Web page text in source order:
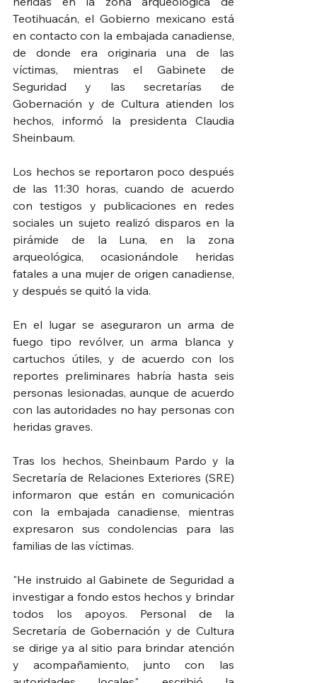
Teotihuacán, el Gobierno mexicano está
en contacto con la embajada canadiense,
de donde era originaria una de las
víctimas, mientras el Gabinete de
Seguridad y las secretarías de
Gobernación y de Cultura atienden los
hechos, informó la presidenta Claudia
Sheinbaum.
Los hechos se reportaron poco después
de las 11:30 horas, cuando de acuerdo
con testigos y publicaciones en redes
sociales un sujeto realizó disparos en la
pirámide de la Luna, en la zona
arqueológica, ocasionándole heridas
fatales a una mujer de origen canadiense,
y después se quitó la vida.
En el lugar se aseguraron un arma de
fuego tipo revólver, un arma blanca y
cartuchos útiles, y de acuerdo con los
reportes preliminares habría hasta seis
personas lesionadas, aunque de acuerdo
con las autoridades no hay personas con
heridas graves.
Tras los hechos, Sheinbaum Pardo y la
Secretaría de Relaciones Exteriores (SRE)
informaron que están en comunicación
con la embajada canadiense, mientras
expresaron sus condolencias para las
familias de las víctimas.
"He instruido al Gabinete de Seguridad a
investigar a fondo estos hechos y brindar
todos los apoyos. Personal de la
Secretaría de Gobernación y de Cultura
se dirige ya al sitio para brindar atención
y acompañamiento, junto con las